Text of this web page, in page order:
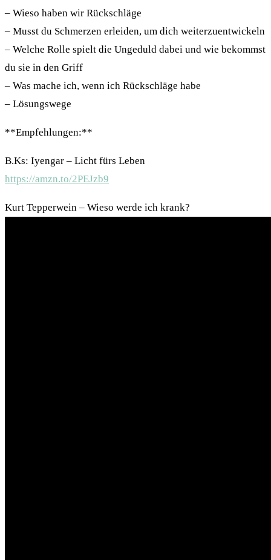
– Wieso haben wir Rückschläge
– Musst du Schmerzen erleiden, um dich weiterzuentwickeln
– Welche Rolle spielt die Ungeduld dabei und wie bekommst
du sie in den Griff
– Was mache ich, wenn ich Rückschläge habe
– Lösungswege
**Empfehlungen:**
B.Ks: Iyengar – Licht fürs Leben
https://amzn.to/2PEJzb9
Kurt Tepperwein – Wieso werde ich krank?